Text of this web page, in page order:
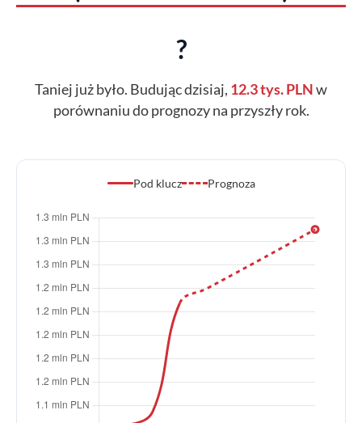
?
Taniej już było. Budując dzisiaj, 12.3 tys. PLNw
porównaniu do prognozy na przyszły rok.
Pod klucz Prognoza